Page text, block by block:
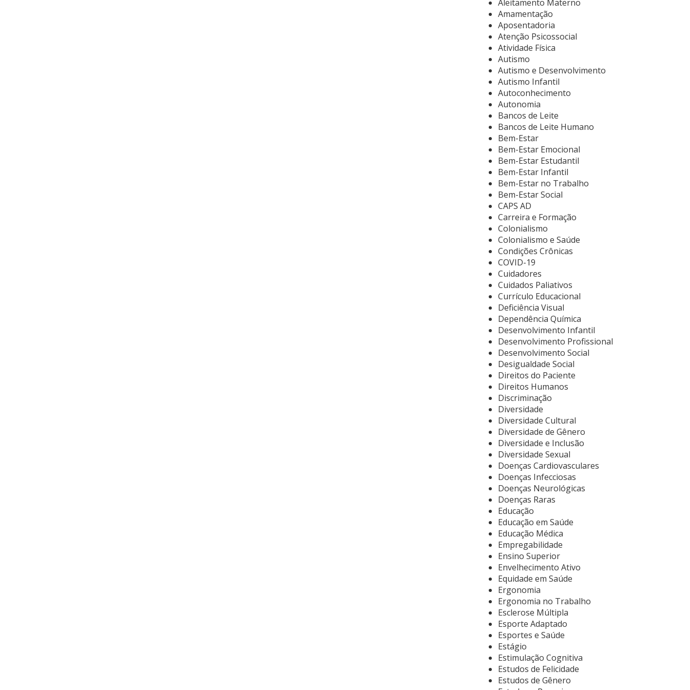
Aleitamento Materno
Amamentação
Aposentadoria
Atenção Psicossocial
Atividade Física
Autismo
Autismo e Desenvolvimento
Autismo Infantil
Autoconhecimento
Autonomia
Bancos de Leite
Bancos de Leite Humano
Bem-Estar
Bem-Estar Emocional
Bem-Estar Estudantil
Bem-Estar Infantil
Bem-Estar no Trabalho
Bem-Estar Social
CAPS AD
Carreira e Formação
Colonialismo
Colonialismo e Saúde
Condições Crônicas
COVID-19
Cuidadores
Cuidados Paliativos
Currículo Educacional
Deficiência Visual
Dependência Química
Desenvolvimento Infantil
Desenvolvimento Profissional
Desenvolvimento Social
Desigualdade Social
Direitos do Paciente
Direitos Humanos
Discriminação
Diversidade
Diversidade Cultural
Diversidade de Gênero
Diversidade e Inclusão
Diversidade Sexual
Doenças Cardiovasculares
Doenças Infecciosas
Doenças Neurológicas
Doenças Raras
Educação
Educação em Saúde
Educação Médica
Empregabilidade
Ensino Superior
Envelhecimento Ativo
Equidade em Saúde
Ergonomia
Ergonomia no Trabalho
Esclerose Múltipla
Esporte Adaptado
Esportes e Saúde
Estágio
Estimulação Cognitiva
Estudos de Felicidade
Estudos de Gênero